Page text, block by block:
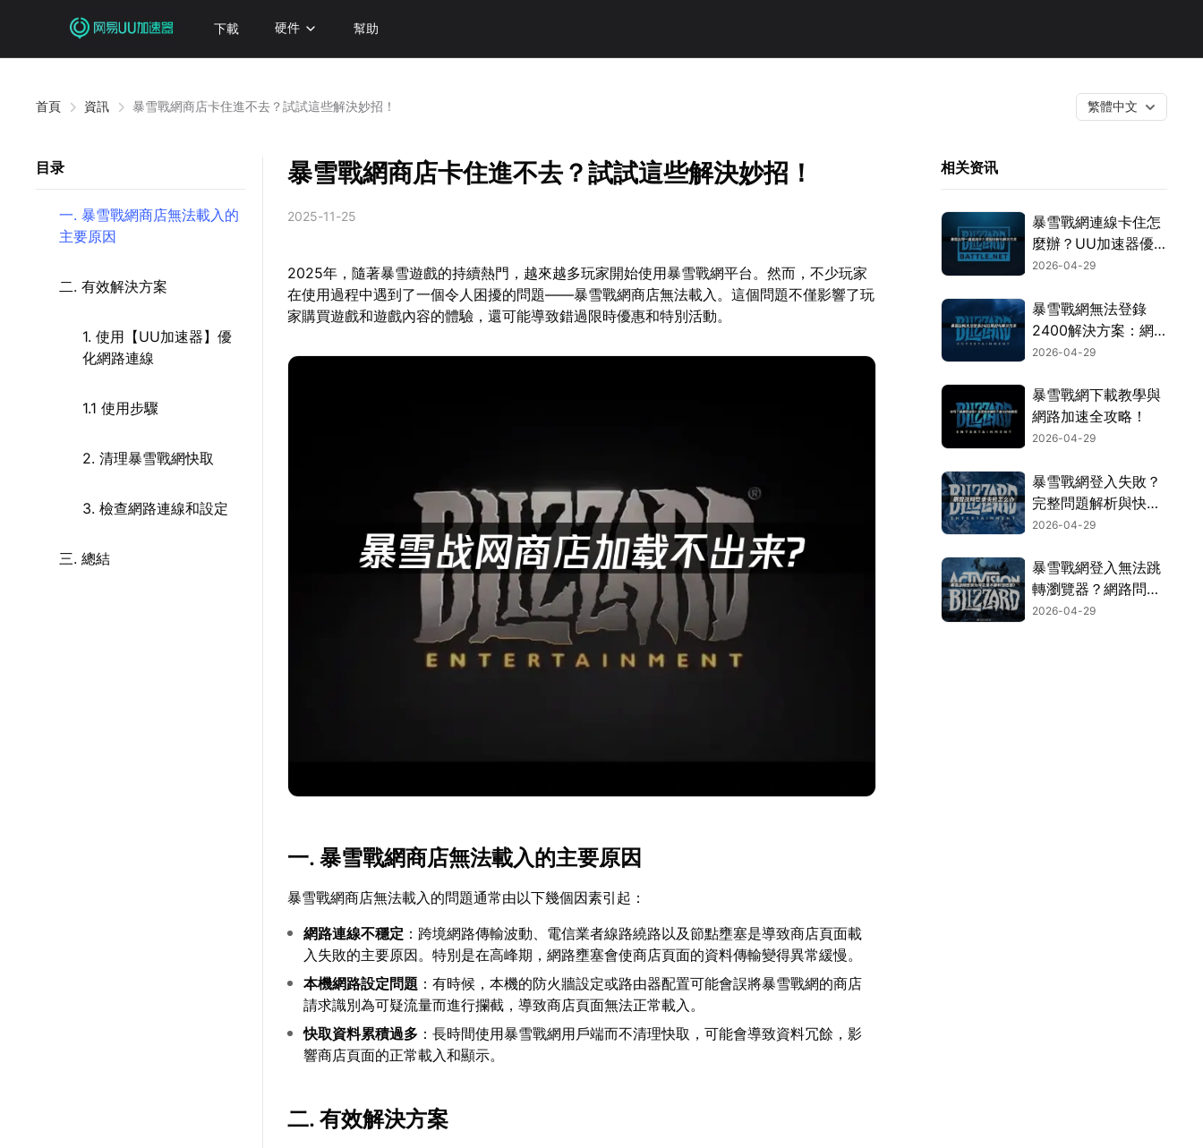
下載 硬件 幫助
首頁 資訊 暴雪戰網商店卡住進不去？試試這些解決妙招！ 繁體中文
目录
一. 暴雪戰網商店無法載入的
主要原因
二. 有效解決方案
1. 使用【UU加速器】優
化網路連線
1.1 使用步驟
2. 清理暴雪戰網快取
3. 檢查網路連線和設定
三. 總結
暴雪戰網商店卡住進不去？試試這些解決妙招！
2025-11-25
2025年，隨著暴雪遊戲的持續熱門，越來越多玩家開始使用暴雪戰網平台。然而，不少玩家
在使用過程中遇到了一個令人困擾的問題——暴雪戰網商店無法載入。這個問題不僅影響了玩
家購買遊戲和遊戲內容的體驗，還可能導致錯過限時優惠和特別活動。
一. 暴雪戰網商店無法載入的主要原因
暴雪戰網商店無法載入的問題通常由以下幾個因素引起：
網路連線不穩定 ：跨境網路傳輸波動、電信業者線路繞路以及節點壅塞是導致商店頁面載
入失敗的主要原因。特別是在高峰期，網路壅塞會使商店頁面的資料傳輸變得異常緩慢。
本機網路設定問題 ：有時候，本機的防火牆設定或路由器配置可能會誤將暴雪戰網的商店
請求識別為可疑流量而進行攔截，導致商店頁面無法正常載入。
快取資料累積過多 ：長時間使用暴雪戰網用戶端而不清理快取，可能會導致資料冗餘，影
響商店頁面的正常載入和顯示。
二. 有效解決方案
相关资讯
暴雪戰網連線卡住怎
麼辦？UU加速器優
化教學大公開！
2026-04-29
暴雪戰網無法登錄
2400解決方案：網
絡優化與故障排除詳
2026-04-29
暴雪戰網下載教學與
網路加速全攻略！
2026-04-29
暴雪戰網登入失敗？
完整問題解析與快速
解決方案！
2026-04-29
暴雪戰網登入無法跳
轉瀏覽器？網路問題
解析與UU加速器一
2026-04-29